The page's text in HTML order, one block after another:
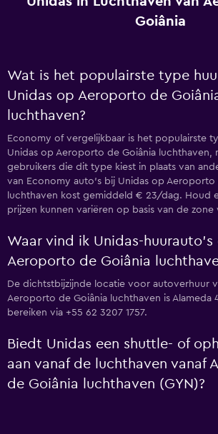
Goiânia
Wat is het populairste type
Unidas op Aeroporto de
luchthaven?
Economy of vergelijkbaar is het populairste
Unidas op Aeroporto de Goiânia luchthaven,
gebruikers die dit type kiest in plaats van
van Economy auto's bij Unidas op Aeroporto
luchthaven kost gemiddeld € 23/dag. Houd
prijzen kunnen variëren op basis van de zone
Waar vind ik Unidas-huurauto's
Aeroporto de Goiânia
De dichtstbijzijnde locatie voor autoverhuur
Aeroporto de Goiânia luchthaven is Alameda
bereiken via +55 62 3207 1757.
Biedt Unidas een shuttle- of
aan vanaf de luchthaven vanaf
de Goiânia luchthaven (GYN)?